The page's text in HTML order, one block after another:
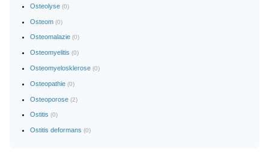
Osteolyse (0)
Osteom (0)
Osteomalazie (0)
Osteomyelitis (0)
Osteomyelosklerose (0)
Osteopathie (0)
Osteoporose (2)
Ostitis (0)
Ostitis deformans (0)